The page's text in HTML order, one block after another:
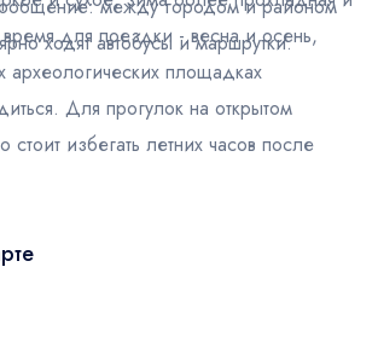
между городом и районом
ходят автобусы и маршрутки.
для поездки - весна и осень,
археологических площадках
Для прогулок на открытом
стоит избегать летних часов после